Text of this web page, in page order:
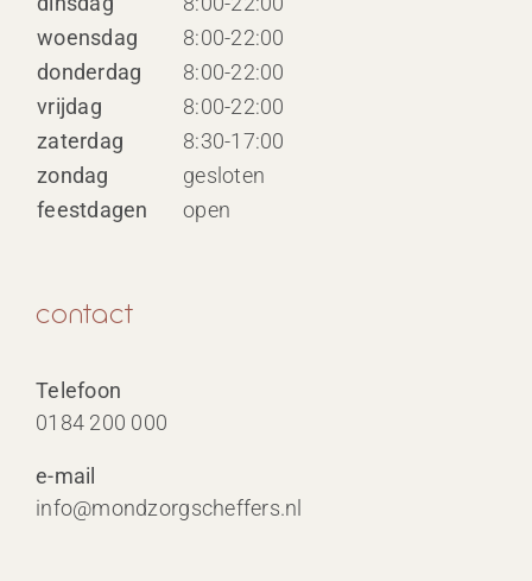
woensdag
8:00-22:00
donderdag
8:00-22:00
vrijdag
8:00-22:00
zaterdag
8:30-17:00
zondag
gesloten
feestdagen
open
contact
Telefoon
0184 200 000
e-mail
info@mondzorgscheffers.nl